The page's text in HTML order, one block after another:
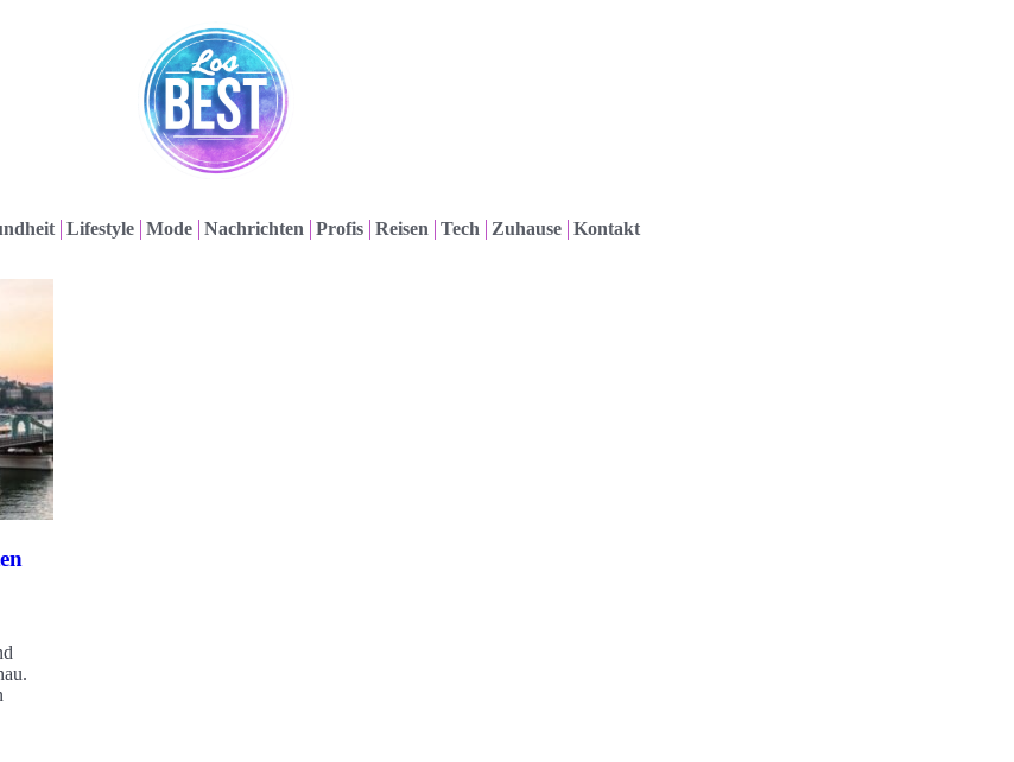
Lifestyle Mode Nachrichten Profis Reisen Tech Zuhause Kontakt